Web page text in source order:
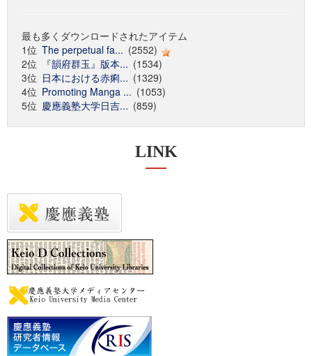
最も多くダウンロードされたアイテム
1位 The perpetual fa... (2552)
2位
『韻府群玉』版本... (1534)
3位 日本における赤痢... (1329)
4位 Promoting Manga ... (1053)
5位 慶應義塾大学日吉... (859)
LINK